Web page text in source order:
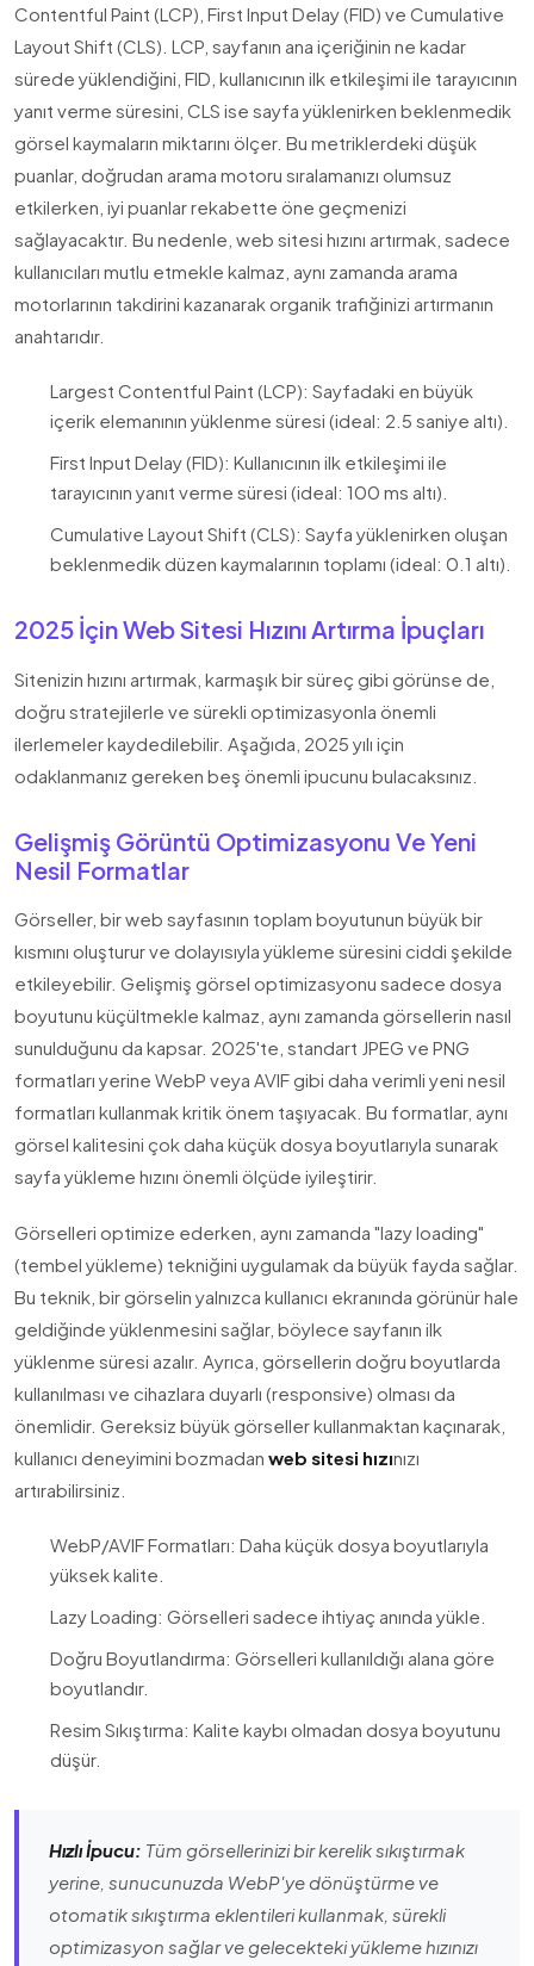
Contentful Paint (LCP), First Input Delay (FID) ve Cumulative
Layout Shift (CLS). LCP, sayfanın ana içeriğinin ne kadar
sürede yüklendiğini, FID, kullanıcının ilk etkileşimi ile tarayıcının
yanıt verme süresini, CLS ise sayfa yüklenirken beklenmedik
görsel kaymaların miktarını ölçer. Bu metriklerdeki düşük
puanlar, doğrudan arama motoru sıralamanızı olumsuz
etkilerken, iyi puanlar rekabette öne geçmenizi
sağlayacaktır. Bu nedenle, web sitesi hızını artırmak, sadece
kullanıcıları mutlu etmekle kalmaz, aynı zamanda arama
motorlarının takdirini kazanarak organik trafiğinizi artırmanın
anahtarıdır.
Largest Contentful Paint (LCP): Sayfadaki en büyük
içerik elemanının yüklenme süresi (ideal: 2.5 saniye altı).
First Input Delay (FID): Kullanıcının ilk etkileşimi ile
tarayıcının yanıt verme süresi (ideal: 100 ms altı).
Cumulative Layout Shift (CLS): Sayfa yüklenirken oluşan
beklenmedik düzen kaymalarının toplamı (ideal: 0.1 altı).
2025 İçin Web Sitesi Hızını Artırma İpuçları
Sitenizin hızını artırmak, karmaşık bir süreç gibi görünse de,
doğru stratejilerle ve sürekli optimizasyonla önemli
ilerlemeler kaydedilebilir. Aşağıda, 2025 yılı için
odaklanmanız gereken beş önemli ipucunu bulacaksınız.
Gelişmiş Görüntü Optimizasyonu Ve Yeni
Nesil Formatlar
Görseller, bir web sayfasının toplam boyutunun büyük bir
kısmını oluşturur ve dolayısıyla yükleme süresini ciddi şekilde
etkileyebilir. Gelişmiş görsel optimizasyonu sadece dosya
boyutunu küçültmekle kalmaz, aynı zamanda görsellerin nasıl
sunulduğunu da kapsar. 2025'te, standart JPEG ve PNG
formatları yerine WebP veya AVIF gibi daha verimli yeni nesil
formatları kullanmak kritik önem taşıyacak. Bu formatlar, aynı
görsel kalitesini çok daha küçük dosya boyutlarıyla sunarak
sayfa yükleme hızını önemli ölçüde iyileştirir.
Görselleri optimize ederken, aynı zamanda "lazy loading"
(tembel yükleme) tekniğini uygulamak da büyük fayda sağlar.
Bu teknik, bir görselin yalnızca kullanıcı ekranında görünür hale
geldiğinde yüklenmesini sağlar, böylece sayfanın ilk
yüklenme süresi azalır. Ayrıca, görsellerin doğru boyutlarda
kullanılması ve cihazlara duyarlı (responsive) olması da
önemlidir. Gereksiz büyük görseller kullanmaktan kaçınarak,
kullanıcı deneyimini bozmadan web sitesi hızınızı
artırabilirsiniz.
WebP/AVIF Formatları: Daha küçük dosya boyutlarıyla
yüksek kalite.
Lazy Loading: Görselleri sadece ihtiyaç anında yükle.
Doğru Boyutlandırma: Görselleri kullanıldığı alana göre
boyutlandır.
Resim Sıkıştırma: Kalite kaybı olmadan dosya boyutunu
düşür.
Hızlı İpucu: Tüm görsellerinizi bir kerelik sıkıştırmak
yerine, sunucunuzda WebP'ye dönüştürme ve
otomatik sıkıştırma eklentileri kullanmak, sürekli
optimizasyon sağlar ve gelecekteki yükleme hızınızı